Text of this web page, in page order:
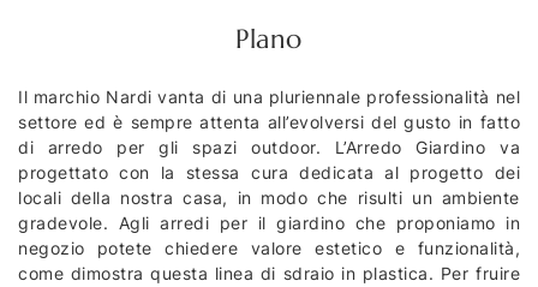
Plano
Il marchio Nardi vanta di una pluriennale professionalità nel
settore ed è sempre attenta all’evolversi del gusto in fatto
di arredo per gli spazi outdoor. L’Arredo Giardino va
progettato con la stessa cura dedicata al progetto dei
locali della nostra casa, in modo che risulti un ambiente
gradevole. Agli arredi per il giardino che proponiamo in
negozio potete chiedere valore estetico e funzionalità,
come dimostra questa linea di sdraio in plastica. Per fruire